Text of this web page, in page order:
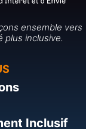
ensemble vers
plus inclusive.
Inclusif